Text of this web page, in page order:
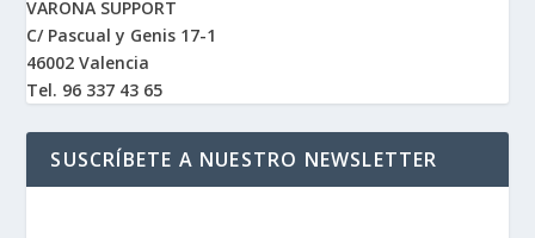
VARONA SUPPORT
C/ Pascual y Genis 17-1
46002 Valencia
Tel. 96 337 43 65
SUSCRÍBETE A NUESTRO NEWSLETTER